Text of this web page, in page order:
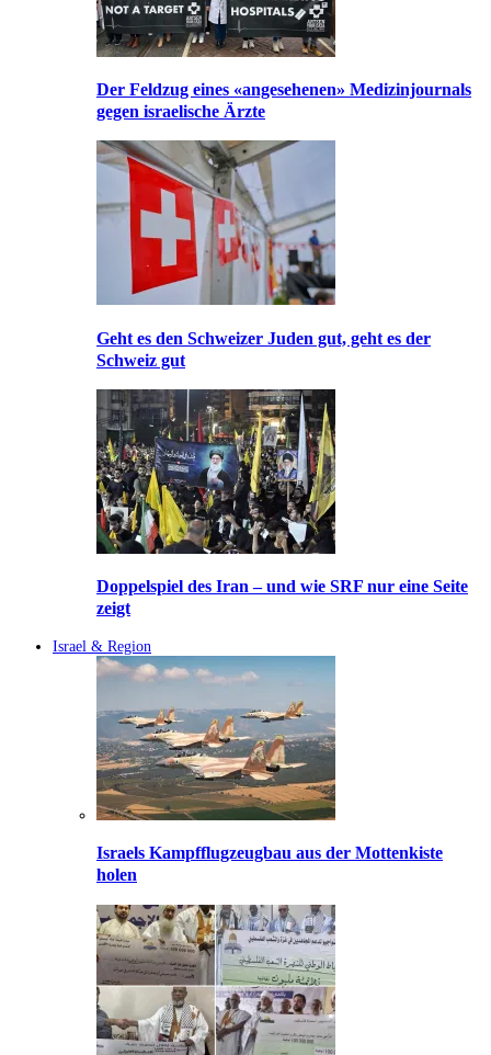
Der Feldzug eines «angesehenen» Medizinjournals
gegen israelische Ärzte
Geht es den Schweizer Juden gut, geht es der
Schweiz gut
Doppelspiel des Iran – und wie SRF nur eine Seite
zeigt
Israel & Region
Israels Kampfflugzeugbau aus der Mottenkiste
holen